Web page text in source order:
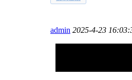
admin 2025-4-23